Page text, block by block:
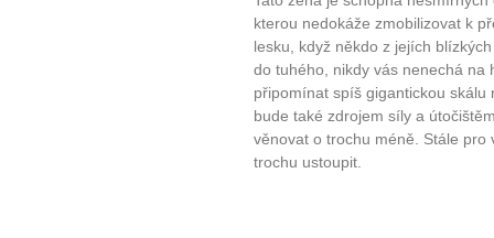
kterou nedokáže zmobilizovat k
lesku, když někdo z jejích
do tuhého, nikdy vás nenechá na
připomínat spíš gigantickou
bude také zdrojem síly a
věnovat o trochu méně. Stále
trochu ustoupit.